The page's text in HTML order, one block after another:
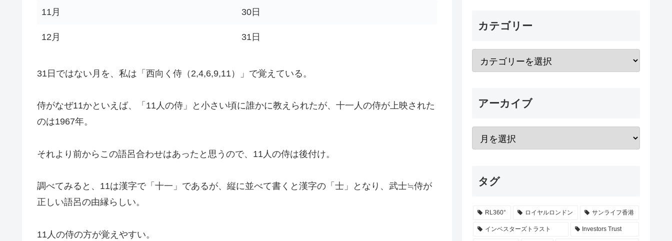
11月 30日
12月 31日
31日ではない月を、私は「西向く侍（2,4,6,9,11）」で覚えている。
侍がなぜ11かといえば、「11人の侍」と小さい頃に誰かに教えられたが、十一人の侍が上映された
のは1967年。
それより前からこの語呂合わせはあったと思うので、11人の侍は後付け。
調べてみると、11は漢字で「十一」であるが、縦に並べて書くと漢字の「士」となり、武士≒侍が
正しい語呂の由縁らしい。
11人の侍の方が覚えやすい。
カテゴリー
アーカイブ
タグ
RL360° ロイヤルロンドン サンライフ香港
インベスターズトラスト Investors Trust